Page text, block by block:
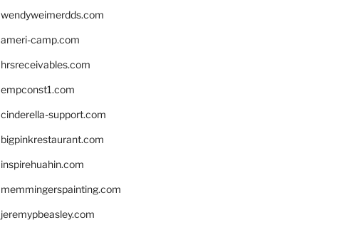
wendyweimerdds.com
ameri-camp.com
hrsreceivables.com
empconst1.com
cinderella-support.com
bigpinkrestaurant.com
inspirehuahin.com
memmingerspainting.com
jeremypbeasley.com